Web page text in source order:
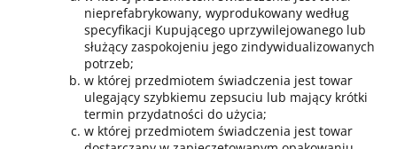
nieprefabrykowany, wyprodukowany według
specyfikacji Kupującego uprzywilejowanego lub
służący zaspokojeniu jego zindywidualizowanych
potrzeb;
w której przedmiotem świadczenia jest towar
ulegający szybkiemu zepsuciu lub mający krótki
termin przydatności do użycia;
w której przedmiotem świadczenia jest towar